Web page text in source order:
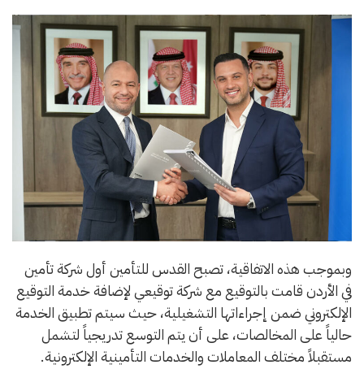
وبموجب هذه الاتفاقية، تصبح القدس للتأمين أول شركة تأمين
في الأردن قامت بالتوقيع مع شركة توقيعي لإضافة خدمة التوقيع
الإلكتروني ضمن إجراءاتها التشغيلية، حيث سيتم تطبيق الخدمة
حالياً على المخالصات، على أن يتم التوسع تدريجياً لتشمل
مستقبلاً مختلف المعاملات والخدمات التأمينية الإلكترونية.